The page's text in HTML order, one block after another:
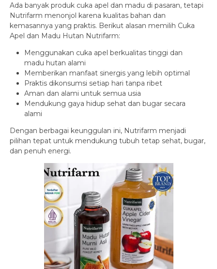
Ada banyak produk cuka apel dan madu di pasaran, tetapi
Nutrifarm menonjol karena kualitas bahan dan
kemasannya yang praktis. Berikut alasan memilih Cuka
Apel dan Madu Hutan Nutrifarm:
Menggunakan cuka apel berkualitas tinggi dan
madu hutan alami
Memberikan manfaat sinergis yang lebih optimal
Praktis dikonsumsi setiap hari tanpa ribet
Aman dan alami untuk semua usia
Mendukung gaya hidup sehat dan bugar secara
alami
Dengan berbagai keunggulan ini, Nutrifarm menjadi
pilihan tepat untuk mendukung tubuh tetap sehat, bugar,
dan penuh energi.